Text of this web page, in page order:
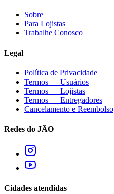
Sobre
Para Lojistas
Trabalhe Conosco
Legal
Política de Privacidade
Termos — Usuários
Termos — Lojistas
Termos — Entregadores
Cancelamento e Reembolso
Redes do JÃO
Cidades atendidas